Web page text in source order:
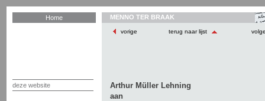
Home
deze website
MENNO TER BRAAK
vorige terug naar lijst
Arthur Müller Lehning
aan